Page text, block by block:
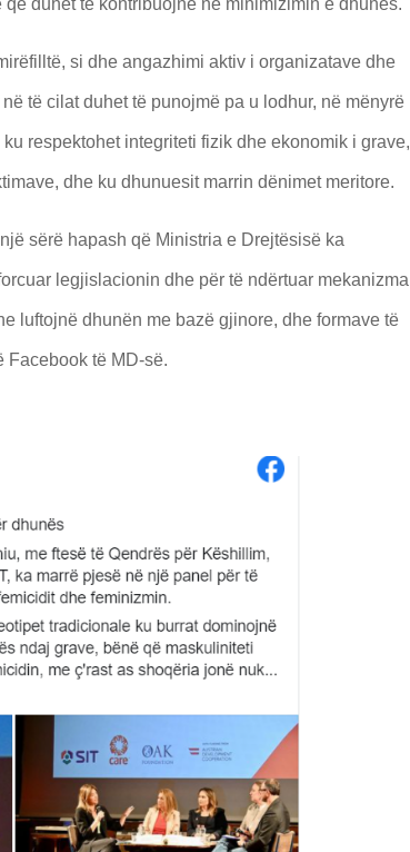
si dhe angazhimi aktiv i organizatave dhe
të cilat duhet të punojmë pa u lodhur, në mënyrë
respektohet integriteti fizik dhe ekonomik i grave,
dhe ku dhunuesit marrin dënimet meritore.
sërë hapash që Ministria e Drejtësisë ka
legjislacionin dhe për të ndërtuar mekanizma
luftojnë dhunën me bazë gjinore, dhe formave të
Facebook të MD-së.